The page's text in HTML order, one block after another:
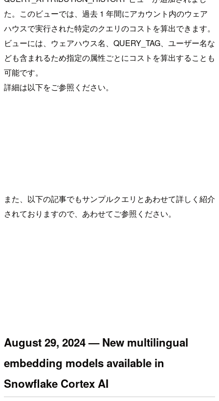
た。このビューでは、過去 1 年間にアカウント内のウェア
ハウスで実行された特定のクエリのコストを算出できます。
ビューには、ウェアハウス名、QUERY_TAG、ユーザー名な
ども含まれるため指定の属性ごとにコストを算出することも
可能です。
詳細は以下をご参照ください。
また、以下の記事でもサンプルクエリとあわせて詳しく紹介
されておりますので、あわせてご参照ください。
August 29, 2024 — New multilingual
embedding models available in
Snowflake Cortex AI